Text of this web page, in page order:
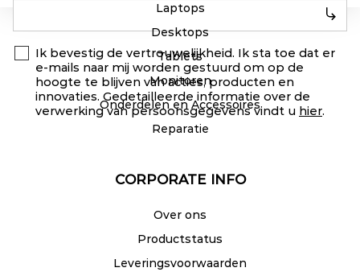
Ik bevestig de vertrouwelijkheid. Ik sta toe dat er
e-mails naar mij worden gestuurd om op de
hoogte te blijven van acties, producten en
innovaties. Gedetailleerde informatie over de
verwerking van persoonsgegevens vindt u hier.
Laptops
Desktops
Tablets
Monitoren
Onderdelen en Accessoires
Reparatie
CORPORATE INFO
Over ons
Productstatus
Leveringsvoorwaarden